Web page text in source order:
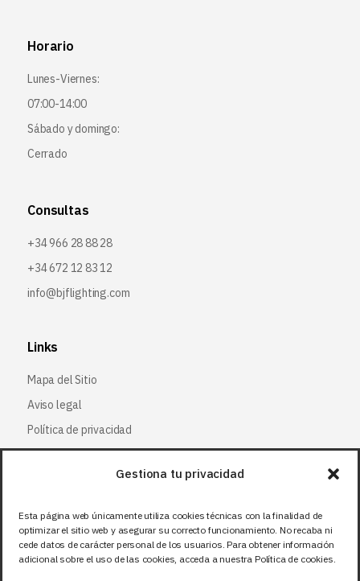
Gestiona tu privacidad
Esta página web únicamente utiliza cookies técnicas con la finalidad de
optimizar el sitio web y asegurar su correcto funcionamiento. No recaba ni
cede datos de carácter personal de los usuarios. Para obtener información
adicional sobre el uso de las cookies, acceda a nuestra Política de cookies.
Horario
Lunes-Viernes:
07:00-14:00
Sábado y domingo:
Cerrado
Consultas
+34 966 28 88 28
+34 672 12 83 12
info@bjflighting.com
Links
Mapa del Sitio
Aviso legal
Política de privacidad
Política de cookies
Síguenos
Facebook
X (Twitter)